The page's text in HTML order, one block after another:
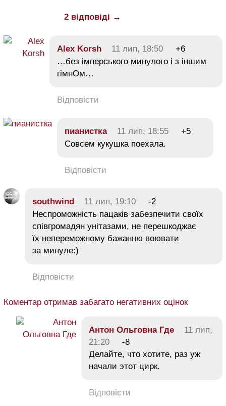
2 відповіді →
Alex Korsh 11 лип, 18:50
+6
…без імперського минулого і з іншим
гімнОм…
Відповісти
пианистка 11 лип, 18:55
+5
Совсем кукушка поехала.
Відповісти
southwind 11 лип, 19:10
-2
Неспроможність пацаків забезпечити своїх
співгромадян унітазами, не перешкоджає
їх непереможному бажанню воювати
за минуле:)
Відповісти
Коментар отримав забагато негативних оцінок
Антон Ольговна Где
11 лип,
21:20
-8
Делайте, что хотите, раз уж
начали этот цирк.
Відповісти